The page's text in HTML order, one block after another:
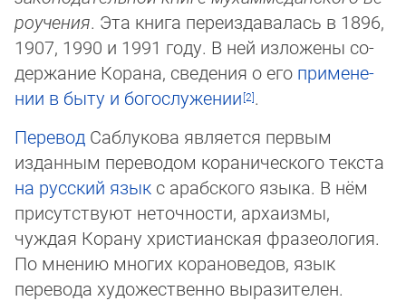
ро­учения. Эта книга переизда­ва­лась в 1896,
1907, 1990 и 1991 году. В ней из­ло­же­ны со­
дер­жа­ние Ко­ра­на, све­де­ния о его при­ме­не­
нии в бы­ту и бо­го­слу­же­нии
.
Перевод Саблукова является первым
изданным переводом коранического текста
на русский язык с арабского языка. В нём
присутствуют неточности, архаизмы,
чуждая Корану хрис­ти­анс­кая фразеология.
По мнению многих корановедов, язык
перевода худо­жест­вен­но выразите­лен.